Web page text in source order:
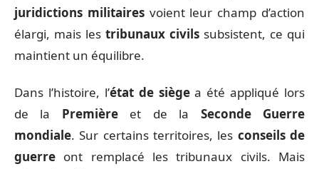
juridictions militairesvoient leur champ d’action
élargi, mais les tribunaux civils subsistent, ce qui
maintient un équilibre.
Dans l’histoire, l’état de siègea été appliqué lors
de la Premièreet de la Seconde Guerre
mondiale. Sur certains territoires, les conseils de
guerre ont remplacé les tribunaux civils. Mais